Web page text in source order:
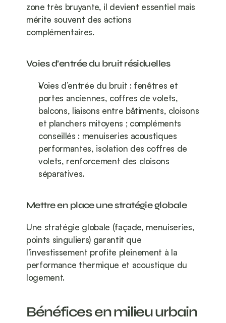
zone très bruyante, il devient essentiel mais
mérite souvent des actions
complémentaires.
Voies d’entrée du bruit résiduelles
Voies d’entrée du bruit : fenêtres et
portes anciennes, coffres de volets,
balcons, liaisons entre bâtiments, cloisons
et planchers mitoyens ; compléments
conseillés : menuiseries acoustiques
performantes, isolation des coffres de
volets, renforcement des cloisons
séparatives.
Mettre en place une stratégie globale
Une stratégie globale (façade, menuiseries,
points singuliers) garantit que
l’investissement profite pleinement à la
performance thermique et acoustique du
logement.
Bénéfices en milieu urbain